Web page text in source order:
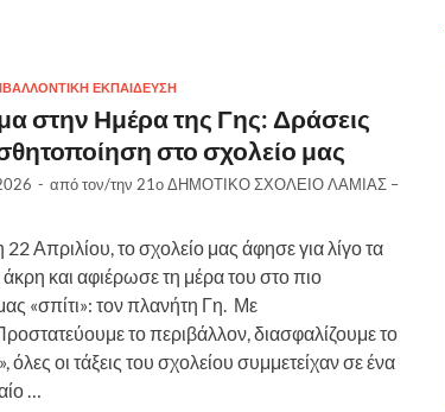
ΕΚΠΑΊΔΕΥΣΗ
στην Ημέρα της Γης: Δράσεις
στο σχολείο μας
- από τον/την 21ο ΔΗΜΟΤΙΚΟ ΣΧΟΛΕΙΟ ΛΑΜΙΑΣ –
22 Απριλίου, το σχολείο μας άφησε για λίγο τα
άκρη και αφιέρωσε τη μέρα του στο πιο
«σπίτι»: τον πλανήτη Γη. Με
το περιβάλλον, διασφαλίζουμε το
όλες οι τάξεις του σχολείου συμμετείχαν σε ένα
…